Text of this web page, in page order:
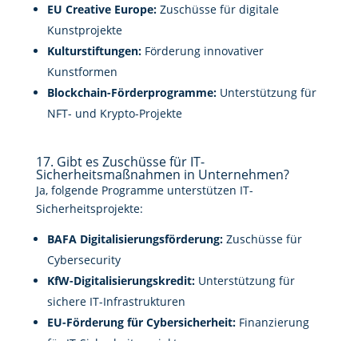
EU Creative Europe:Zuschüsse für digitale
Kunstprojekte
Kulturstiftungen:Förderung innovativer
Kunstformen
Blockchain-Förderprogramme:Unterstützung für
NFT- und Krypto-Projekte
17. Gibt es Zuschüsse für IT-
Sicherheitsmaßnahmen in Unternehmen?
Ja, folgende Programme unterstützen IT-
Sicherheitsprojekte:
BAFA Digitalisierungsförderung:Zuschüsse für
Cybersecurity
KfW-Digitalisierungskredit:Unterstützung für
sichere IT-Infrastrukturen
EU-Förderung für Cybersicherheit:Finanzierung